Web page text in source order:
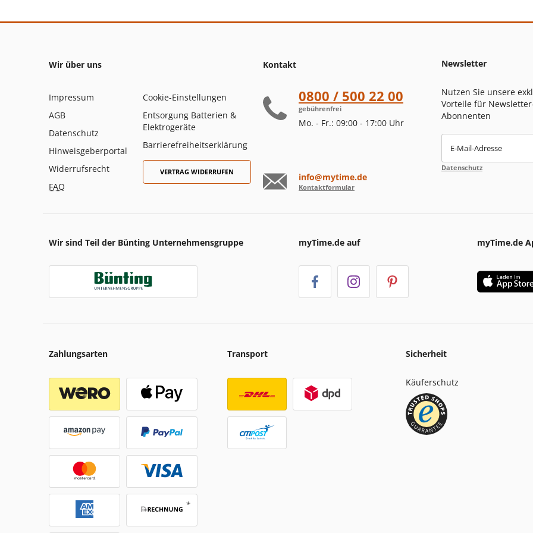
Wir über uns
Impressum
AGB
Datenschutz
Hinweisgeberportal
Widerrufsrecht
FAQ
Cookie-Einstellungen
Entsorgung Batterien &
Elektrogeräte
Barrierefreiheitserklärung
VERTRAG WIDERRUFEN
Kontakt
0800 / 500 22 00
gebührenfrei
Mo. - Fr.: 09:00 - 17:00 Uhr
info@mytime.de
Kontaktformular
Newsletter
Nutzen Sie unsere
Vorteile für
Abonnenten
E-Mail-Adresse
Datenschutz
Wir sind Teil der Bünting Unternehmensgruppe myTime.de auf myTime.de
Zahlungsarten Transport Sicherheit
Käuferschutz